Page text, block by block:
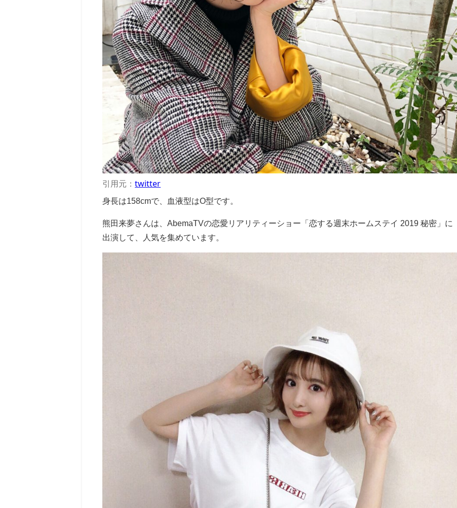
引用元：twitter
身長は158cmで、血液型はO型です。
熊田来夢さんは、AbemaTVの恋愛リアリティーショー「恋する週末ホームステイ 2019 秘密」に
出演して、人気を集めています。